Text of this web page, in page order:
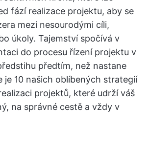
fází realizace projektu, aby se
mezi nesourodými cíli,
úkoly. Tajemství spočívá v
do procesu řízení projektu v
předtím, než nastane
je 10 našich oblíbených strategií
projektů, které udrží váš
na správné cestě a vždy v